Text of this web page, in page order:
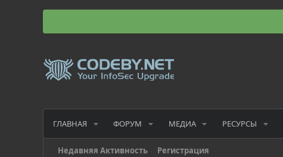
ГЛАВНАЯ ФОРУМ МЕДИА РЕСУРСЫ
Недавняя Активность Регистрация